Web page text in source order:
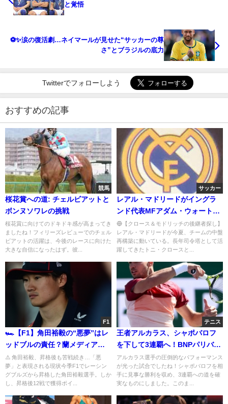
と覚悟
⚽✨涙の復活劇…ネイマールが見せた“サッカーの尊
さ”とブラジルの底力
Twitterでフォローしよう
おすすめの記事
競馬
桜花賞への道: チェルビアットと
ボンヌソワレの挑戦
桜花賞に向けてのドキドキ感が高まってき
ましたね！フィリーズレビューでのチェル
ビアットの活躍は、今後のレースに向けた
大きな自信になったはず。彼...
サッカー
レアル・マドリードがイングラ
ンド代表MFアダム・ウォートン
に関心 移籍金136億円の価値と
は？
🔵【クロース＆モドリッチの後継者探し】
レアル・マドリードが今夏、チームの中盤
再構築に動いている。長年司令塔として活
躍してきたトニ・クロースと...
F1
🏎️【F1】角田裕毅の“悪夢”はレ
ッドブルの責任？蘭メディアが
パワーバランス問題を糾弾
⚠️ 角田裕毅、昇格後も苦戦続き…「悪
夢」と表現される現状今季F1でレーシン
グブルズから昇格した角田裕毅選手。しか
し、昇格後12戦で獲得ポイ...
テニス
王者アルカラス、シャポバロフ
を下して3連覇へ！BNPパリバ・
オープン16強進出
アルカラス選手の圧倒的なパフォーマンス
が光った試合でしたね！シャポバロフを相
手に見事な勝利を収め、3連覇への道を確
実なものにしました。このま...